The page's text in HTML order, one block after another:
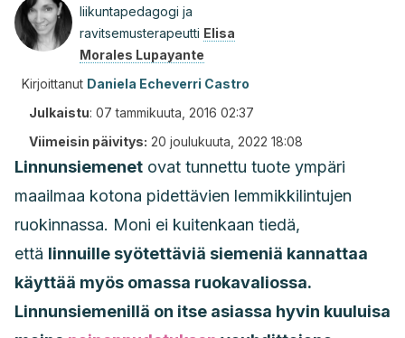
liikuntapedagogi ja
ravitsemusterapeutti Elisa
Morales Lupayante
Kirjoittanut Daniela Echeverri Castro
Julkaistu: 07 tammikuuta, 2016 02:37
Viimeisin päivitys: 20 joulukuuta, 2022 18:08
Linnunsiemenet ovat tunnettu tuote ympäri
maailmaa kotona pidettävien lemmikkilintujen
ruokinnassa. Moni ei kuitenkaan tiedä,
että linnuille syötettäviä siemeniä kannattaa
käyttää myös omassa ruokavaliossa.
Linnunsiemenillä on itse asiassa hyvin kuuluisa